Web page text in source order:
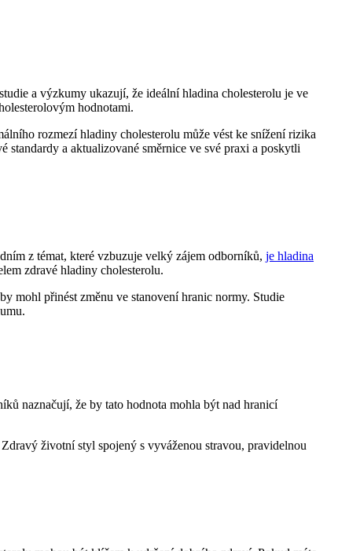
a výzkumy ukazují, že ideální hladina cholesterolu je ve
hodnotami.
rozmezí hladiny cholesterolu může vést ke snížení rizika
a aktualizované směrnice ve své praxi a poskytli
z témat, které vzbuzuje velký zájem odborníků, je hladina
zdravé hladiny cholesterolu.
mohl přinést změnu ve stanovení hranic normy. Studie
naznačují, že by tato hodnota mohla být nad hranicí
životní styl spojený s vyváženou stravou, pravidelnou